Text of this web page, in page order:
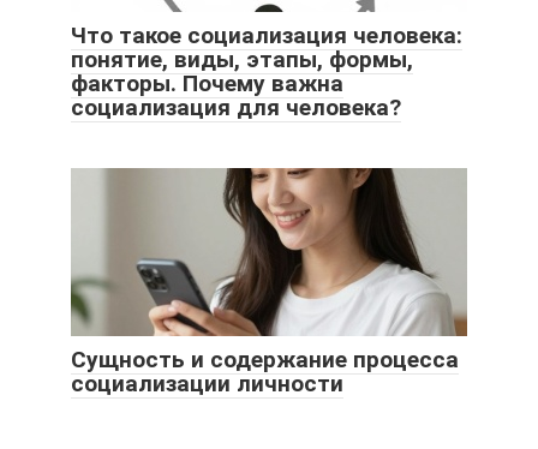
Что такое социализация человека:
понятие, виды, этапы, формы,
факторы. Почему важна
социализация для человека?
Сущность и содержание процесса
социализации личности